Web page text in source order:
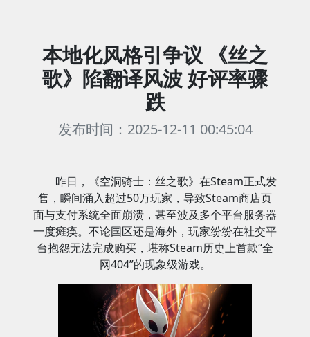
本地化风格引争议 《丝之
歌》陷翻译风波 好评率骤
跌
发布时间：2025-12-11 00:45:04
昨日，《空洞骑士：丝之歌》在Steam正式发
售，瞬间涌入超过50万玩家，导致Steam商店页
面与支付系统全面崩溃，甚至波及多个平台服务器
一度瘫痪。不论国区还是海外，玩家纷纷在社交平
台抱怨无法完成购买，堪称Steam历史上首款“全
网404”的现象级游戏。